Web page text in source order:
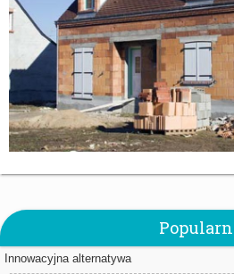
Innowacyjna alternatywa